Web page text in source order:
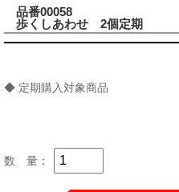
品番00058
歩くしあわせ 2個定期
◆ 定期購入対象商品
数 量：